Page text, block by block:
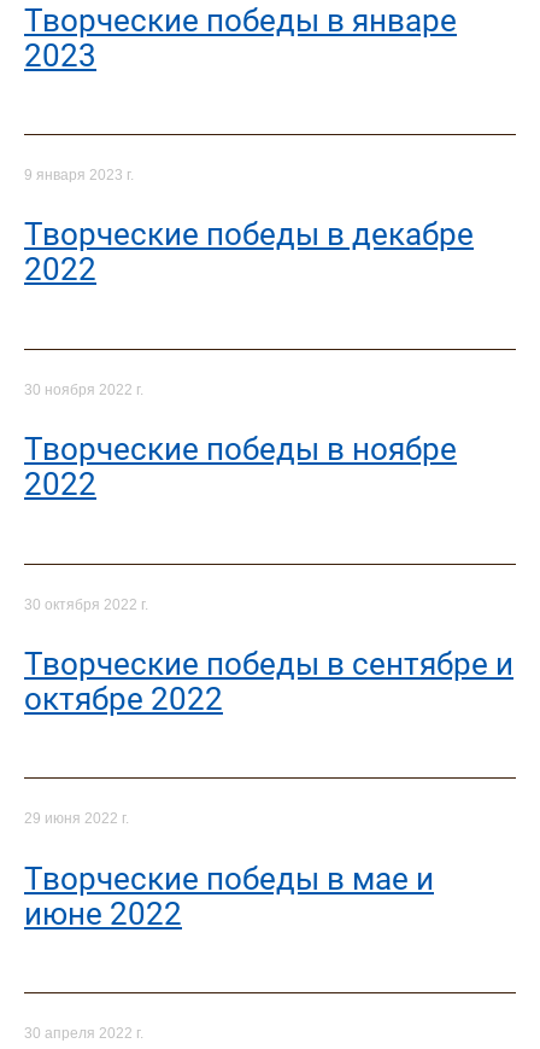
Творческие победы в январе
2023
9 января 2023 г.
Творческие победы в декабре
2022
30 ноября 2022 г.
Творческие победы в ноябре
2022
30 октября 2022 г.
Творческие победы в сентябре и
октябре 2022
29 июня 2022 г.
Творческие победы в мае и
июне 2022
30 апреля 2022 г.